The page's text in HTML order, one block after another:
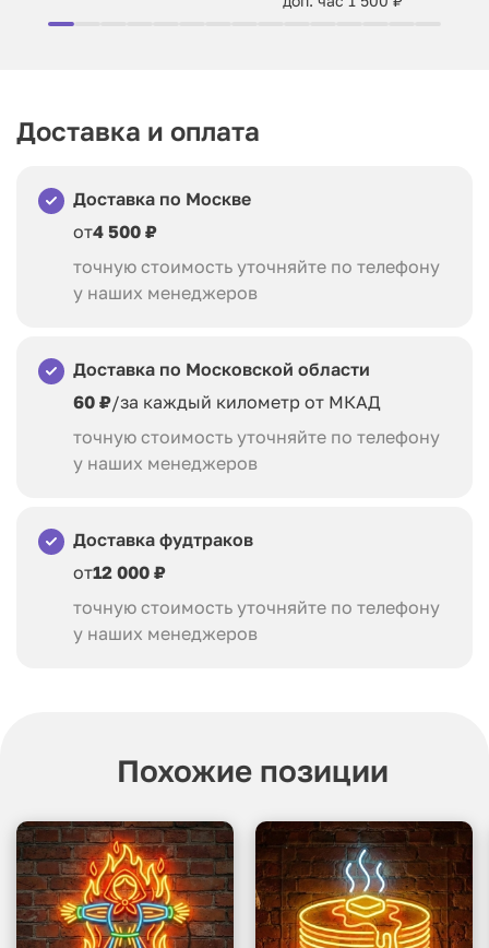
Доставка и оплата
Доставка по Москве
от4 500 ₽
точную стоимость уточняйте по телефону
у наших менеджеров
Доставка по Московской области
60 ₽/за каждый километр от МКАД
точную стоимость уточняйте по телефону
у наших менеджеров
Доставка фудтраков
от12 000 ₽
точную стоимость уточняйте по телефону
у наших менеджеров
Похожие позиции